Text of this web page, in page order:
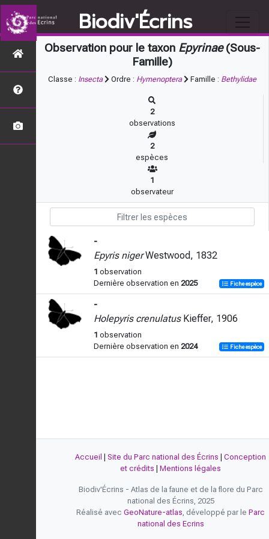
Biodiv'Écrins
Observation pour le taxon Epyrinae(Sous-
Famille)
Classe : Insecta Ordre : Hymenoptera Famille : Bethylidae
2
observations
2
espèces
1
observateur
-
Epyris nigerWestwood, 1832
1 observation
Dernière observation en 2025 Fiche espèce
-
Holepyris crenulatusKieffer, 1906
1 observation
Dernière observation en 2024 Fiche espèce
Accueil Site du Parc national des Écrins
Conception
et crédits
Mentions légales
Biodiv'Écrins - Atlas de la faune et de la flore du Parc
national des Écrins, 2025
Réalisé avec GeoNature-atlas, développé par le Parc
national des Ecrins